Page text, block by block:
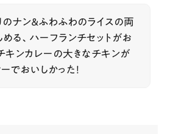
のナン＆ふわふわのライスの両
る、ハーフランチセットがお
キンカレーの大きなチキンが
でおいしかった！